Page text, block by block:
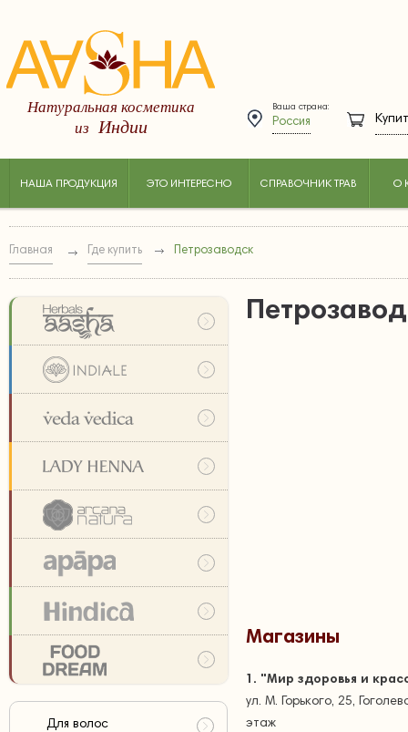
Натуральная косметика
из Индии
Ваша страна:
Россия
НАША ПРОДУКЦИЯ ЭТО ИНТЕРЕСНО СПРАВОЧНИК ТРАВ О
Главная Где купить Петрозаводск
Магазины
1. "Мир здоровья и
ул. М. Горького, 25,
этаж
Для волос